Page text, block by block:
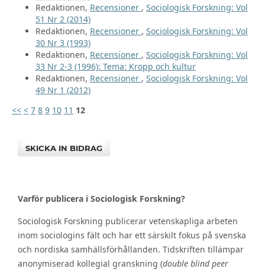
Redaktionen, Recensioner , Sociologisk Forskning: Vol
51 Nr 2 (2014)
Redaktionen, Recensioner , Sociologisk Forskning: Vol
30 Nr 3 (1993)
Redaktionen, Recensioner , Sociologisk Forskning: Vol
33 Nr 2-3 (1996): Tema: Kropp och kultur
Redaktionen, Recensioner , Sociologisk Forskning: Vol
49 Nr 1 (2012)
<< < 7 8 9 10 11 12
SKICKA IN BIDRAG
Varför publicera i Sociologisk Forskning?
Sociologisk Forskning publicerar vetenskapliga arbeten
inom sociologins fält och har ett särskilt fokus på svenska
och nordiska samhällsförhållanden. Tidskriften tillämpar
anonymiserad kollegial granskning (double blind peer